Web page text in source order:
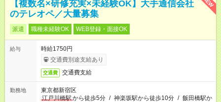
【複数名×研修充実×未経験OK】大手通信会社
のテレオペ／大量募集
派遣 職種未経験OK WEB登録・面接OK
給与
時給1750円
交通費別途支給あり
交通費 交通費支給
勤務地
東京都新宿区
江戸川橋駅から徒歩5分 / 神楽坂駅から徒歩10分 / 飯田橋駅か